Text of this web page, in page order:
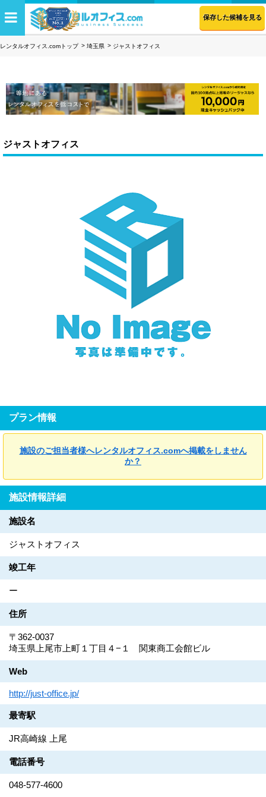
保存した候補を見る
レンタルオフィス.comトップ 埼玉県 ジャストオフィス
ジャストオフィス
プラン情報
施設のご担当者様へレンタルオフィス.comへ掲載をしません
か？
施設情報詳細
施設名
ジャストオフィス
竣工年
ー
住所
〒362-0037
埼玉県上尾市上町１丁目４−１ 関東商工会館ビル
Web
http://just-office.jp/
最寄駅
JR高崎線 上尾
電話番号
048-577-4600